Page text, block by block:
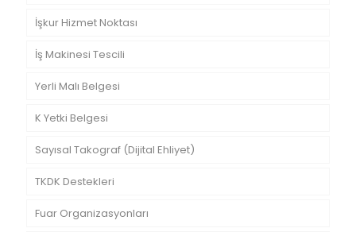
İşkur Hizmet Noktası
İş Makinesi Tescili
Yerli Malı Belgesi
K Yetki Belgesi
Sayısal Takograf (Dijital Ehliyet)
TKDK Destekleri
Fuar Organizasyonları